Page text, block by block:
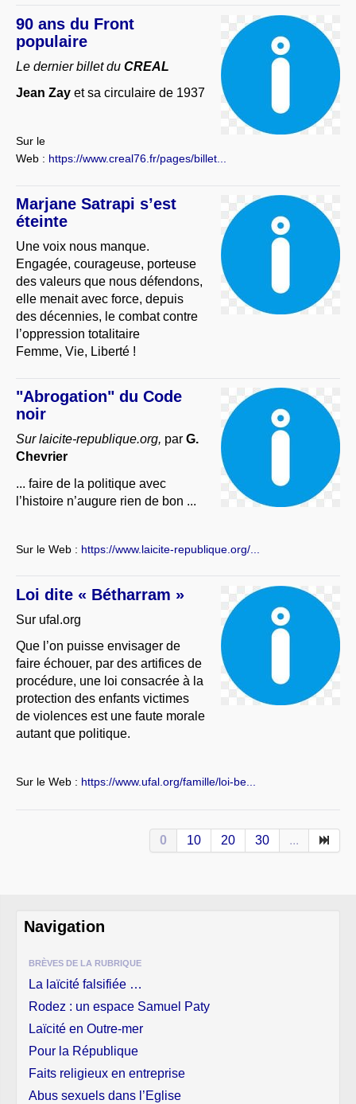
90 ans du Front
populaire
Le dernier billet du CREAL
Jean Zay et sa circulaire de 1937
Sur le
Web : https://www.creal76.fr/pages/billet...
Marjane Satrapi s’est
éteinte
Une voix nous manque.
Engagée, courageuse, porteuse
des valeurs que nous défendons,
elle menait avec force, depuis
des décennies, le combat contre
l’oppression totalitaire
Femme, Vie, Liberté !
"Abrogation" du Code
noir
Sur laicite-republique.org, par G.
Chevrier
... faire de la politique avec
l’histoire n’augure rien de bon ...
Sur le Web : https://www.laicite-republique.org/...
Loi dite « Bétharram »
Sur ufal.org
Que l’on puisse envisager de
faire échouer, par des artifices de
procédure, une loi consacrée à la
protection des enfants victimes
de violences est une faute morale
autant que politique.
Sur le Web : https://www.ufal.org/famille/loi-be...
0 10 20 30 ...
Navigation
BRÈVES DE LA RUBRIQUE
La laïcité falsifiée …
Rodez : un espace Samuel Paty
Laïcité en Outre-mer
Pour la République
Faits religieux en entreprise
Abus sexuels dans l’Eglise